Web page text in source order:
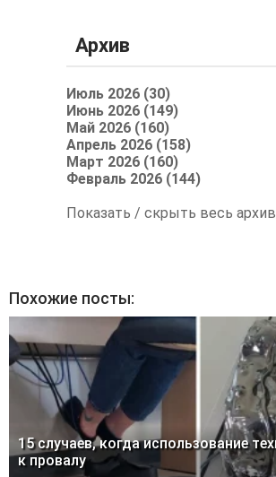
Архив
Июль 2026 (30)
Июнь 2026 (149)
Май 2026 (160)
Апрель 2026 (158)
Март 2026 (160)
Февраль 2026 (144)
Показать / скрыть весь архив
Похожие посты:
15 случаев, когда использование
к провалу